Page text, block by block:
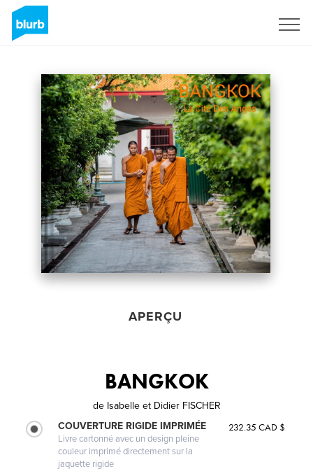
APERÇU
BANGKOK
de Isabelle et Didier FISCHER
COUVERTURE RIGIDE IMPRIMÉE
Livre cartonné avec un design pleine
couleur imprimé directement sur la
jaquette rigide
232.35 CAD $